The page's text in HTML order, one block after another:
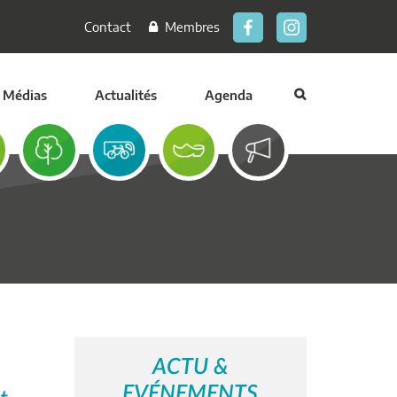
Contact Membres
Médias Actualités Agenda
ACTU &